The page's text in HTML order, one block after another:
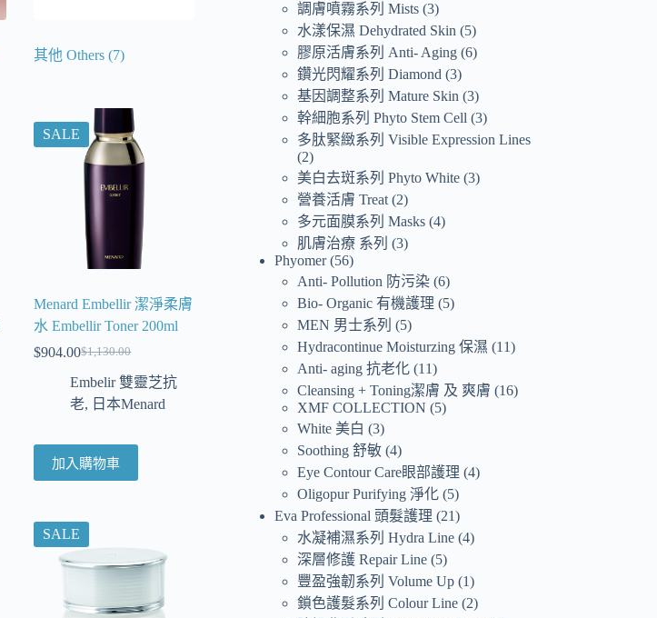
其他 Others(7)
SALE
Menard Embellir 潔淨柔膚
水 Embellir Toner 200ml
$1,130.00
$904.00
Embelir 雙靈芝抗
老, 日本Menard
加入購物車
SALE
調膚噴霧系列 Mists 3
水漾保濕 Dehydrated Skin
5
膠原活膚系列 Anti- Aging 6
鑽光閃耀系列 Diamond 3
基因調整系列 Mature Skin 3
幹細胞系列 Phyto Stem Cell 3
多肽緊緻系列 Visible Expression Lines
2
美白去斑系列 Phyto White 3
營養活膚 Treat 2
多元面膜系列 Masks 4
肌膚治療 系列
3
Phyomer 56
Anti- Pollution 防污染 6
Bio- Organic 有機護理
5
MEN 男士系列
5
Hydracontinue Moisturzing 保濕
11
Anti- aging 抗老化 11
Cleansing + Toning潔膚 及 爽膚
16
XMF COLLECTION
5
White 美白
3
Soothing 舒敏 4
Eye Contour Care眼部護理 4
Oligopur Purifying 淨化 5
Eva Professional 頭髮護理
21
水凝補濕系列 Hydra Line 4
深層修護 Repair Line 5
豐盈強韌系列 Volume Up 1
鎖色護髮系列 Colour Line 2